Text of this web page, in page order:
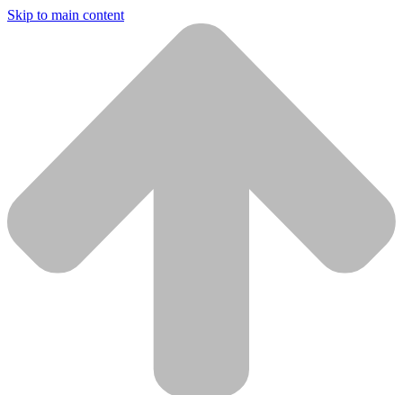
Skip to main content